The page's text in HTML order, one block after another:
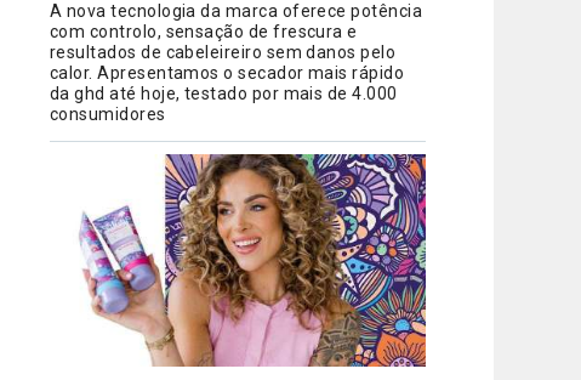
A nova tecnologia da marca oferece potência
com controlo, sensação de frescura e
resultados de cabeleireiro sem danos pelo
calor. Apresentamos o secador mais rápido
da ghd até hoje, testado por mais de 4.000
consumidores